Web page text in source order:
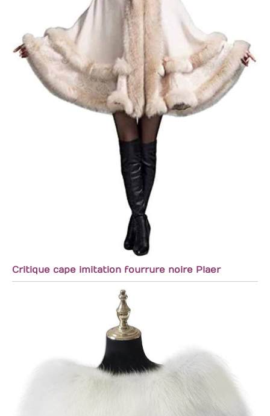
Critique cape imitation fourrure noire Plaer